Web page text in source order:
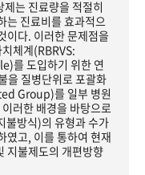
는 진료량을 적절히
는 진료비를 효과적으
이다. 이러한 문제점을
체계(RBRVS:
를 도입하기 위한 연
을 질병단위로 포괄화
Group)를 일부 병원
러한 배경을 바탕으로
불방식)의 유형과 수가
였고, 이를 통하여 현재
지불제도의 개편방향